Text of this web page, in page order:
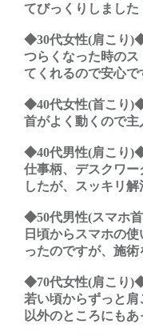
てびっくりしました
◆30代女性(肩こり
つらくなった時のス
てくれるので安心で
◆40代女性(首こり
首がよく動くので主
◆40代男性(肩こり
仕事柄、デスクワー
したが、スッキリ解
◆50代男性(スマホ
日頃からスマホの
ったのですが、施術
◆70代女性(肩こり
若い頃からずっと
以外のところにも